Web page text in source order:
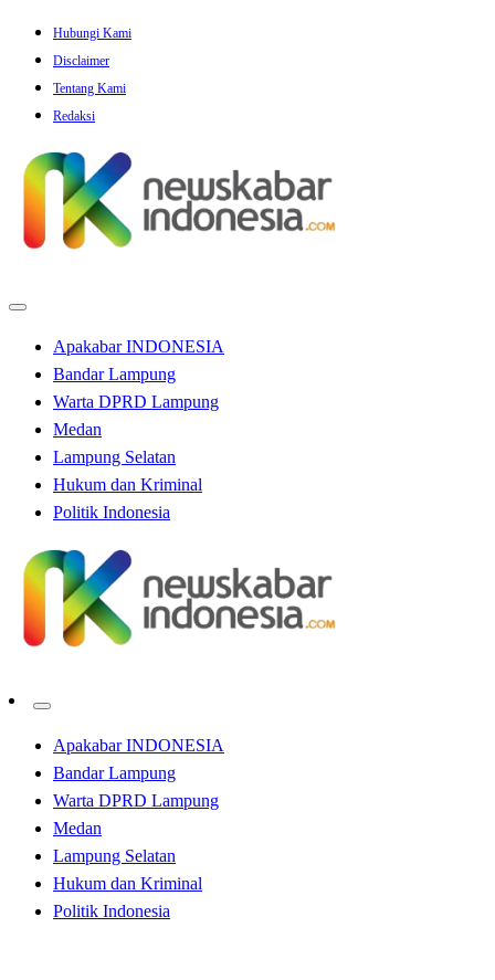
Skip
content
Hubungi Kami
Disclaimer
Tentang Kami
Redaksi
Apakabar INDONESIA
Bandar Lampung
Warta DPRD Lampung
Medan
Lampung Selatan
Hukum dan Kriminal
Politik Indonesia
Apakabar INDONESIA
Bandar Lampung
Warta DPRD Lampung
Medan
Lampung Selatan
Hukum dan Kriminal
Politik Indonesia